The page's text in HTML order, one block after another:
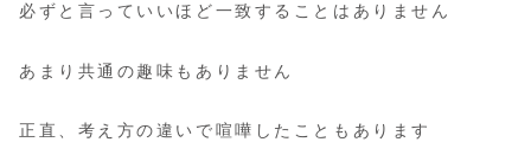
必ずと言っていいほど一致することはありません
あまり共通の趣味もありません
正直、考え方の違いで喧嘩したこともあります